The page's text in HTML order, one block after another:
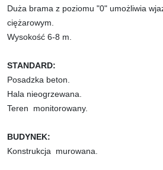
Duża brama z poziomu "0" umożliwia
ciężarowym.
Wysokość 6-8 m.
STANDARD:
Posadzka beton.
Hala nieogrzewana.
Teren monitorowany.
BUDYNEK:
Konstrukcja murowana.